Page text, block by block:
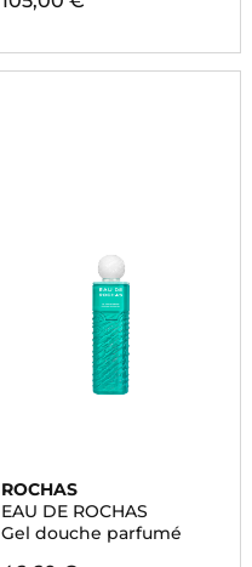
ROCHAS
EAU DE ROCHAS
Gel douche parfumé